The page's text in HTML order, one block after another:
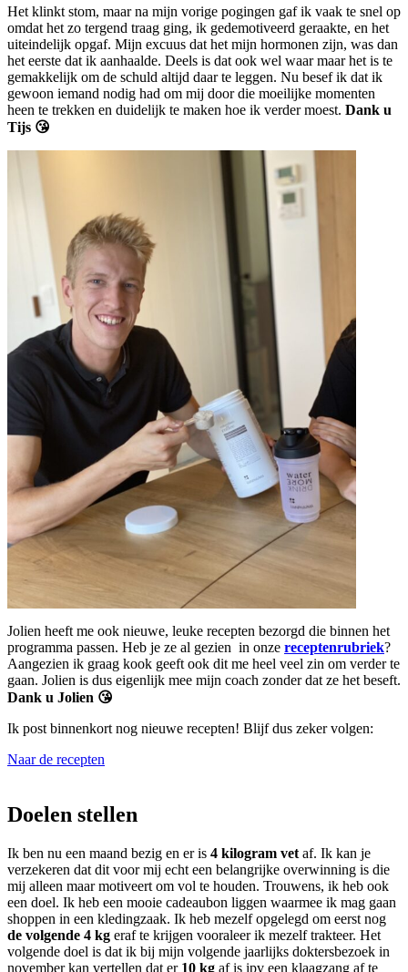
Het klinkt stom, maar na mijn vorige pogingen gaf ik vaak te snel op
omdat het zo tergend traag ging, ik gedemotiveerd geraakte, en het
uiteindelijk opgaf. Mijn excuus dat het mijn hormonen zijn, was dan
het eerste dat ik aanhaalde. Deels is dat ook wel waar maar het is te
gemakkelijk om de schuld altijd daar te leggen. Nu besef ik dat ik
gewoon iemand nodig had om mij door die moeilijke momenten
heen te trekken en duidelijk te maken hoe ik verder moest. Dank u
Tijs 😘
Jolien heeft me ook nieuwe, leuke recepten bezorgd die binnen het
programma passen. Heb je ze al gezien in onze receptenrubriek?
Aangezien ik graag kook geeft ook dit me heel veel zin om verder te
gaan. Jolien is dus eigenlijk mee mijn coach zonder dat ze het beseft.
Dank u Jolien 😘
Ik post binnenkort nog nieuwe recepten! Blijf dus zeker volgen:
Naar de recepten
Doelen stellen
Ik ben nu een maand bezig en er is 4 kilogram vet af. Ik kan je
verzekeren dat dit voor mij echt een belangrijke overwinning is die
mij alleen maar motiveert om vol te houden. Trouwens, ik heb ook
een doel. Ik heb een mooie cadeaubon liggen waarmee ik mag gaan
shoppen in een kledingzaak. Ik heb mezelf opgelegd om eerst nog
de volgende 4 kg eraf te krijgen vooraleer ik mezelf trakteer. Het
volgende doel is dat ik bij mijn volgende jaarlijks doktersbezoek in
november kan vertellen dat er 10 kg af is ipv een klaagzang af te